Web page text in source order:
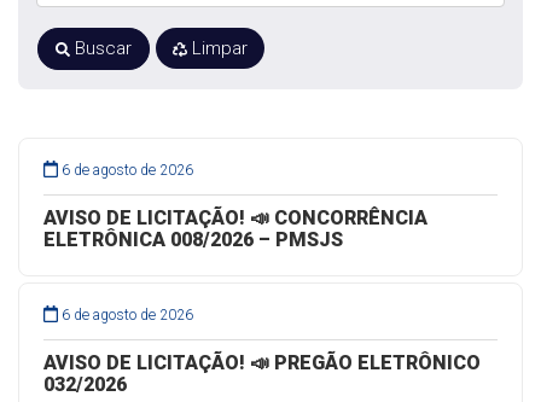
Buscar Limpar
6 de agosto de 2026
AVISO DE LICITAÇÃO! 📣 CONCORRÊNCIA
ELETRÔNICA 008/2026 – PMSJS
6 de agosto de 2026
AVISO DE LICITAÇÃO! 📣 PREGÃO ELETRÔNICO
032/2026